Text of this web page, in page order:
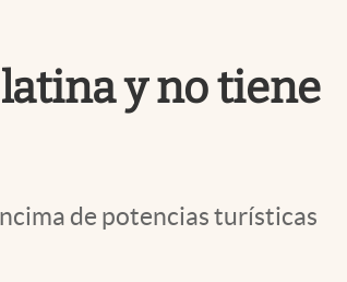
y no tiene
de potencias turísticas